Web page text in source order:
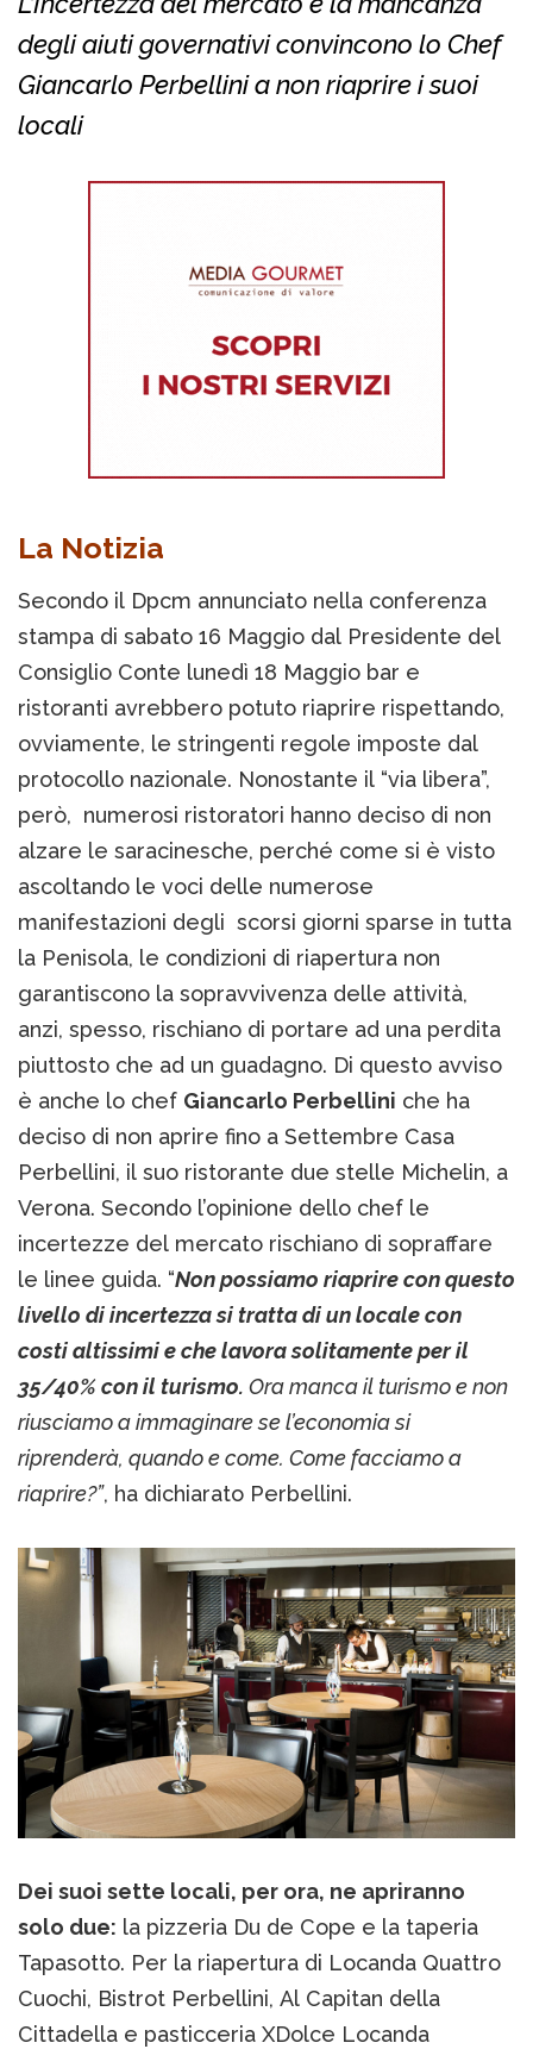
degli aiuti governativi convincono lo Chef
Giancarlo Perbellini a non riaprire i suoi
locali
La Notizia
Secondo il Dpcm annunciato nella conferenza
stampa di sabato 16 Maggio dal Presidente del
Consiglio Conte lunedì 18 Maggio bar e
ristoranti avrebbero potuto riaprire rispettando,
ovviamente, le stringenti regole imposte dal
protocollo nazionale. Nonostante il “via libera”,
però, numerosi ristoratori hanno deciso di non
alzare le saracinesche, perché come si è visto
ascoltando le voci delle numerose
manifestazioni degli scorsi giorni sparse in tutta
la Penisola, le condizioni di riapertura non
garantiscono la sopravvivenza delle attività,
anzi, spesso, rischiano di portare ad una perdita
piuttosto che ad un guadagno. Di questo avviso
è anche lo chef Giancarlo Perbellini che ha
deciso di non aprire fino a Settembre Casa
Perbellini, il suo ristorante due stelle Michelin, a
Verona. Secondo l’opinione dello chef le
incertezze del mercato rischiano di sopraffare
le linee guida. “Non possiamo riaprire con questo
livello di incertezza si tratta di un locale con
costi altissimi e che lavora solitamente per il
35/40% con il turismo. Ora manca il turismo e non
riusciamo a immaginare se l’economia si
riprenderà, quando e come. Come facciamo a
riaprire?”, ha dichiarato Perbellini.
Dei suoi sette locali, per ora, ne apriranno
solo due: la pizzeria Du de Cope e la taperia
Tapasotto. Per la riapertura di Locanda Quattro
Cuochi, Bistrot Perbellini, Al Capitan della
Cittadella e pasticceria XDolce Locanda